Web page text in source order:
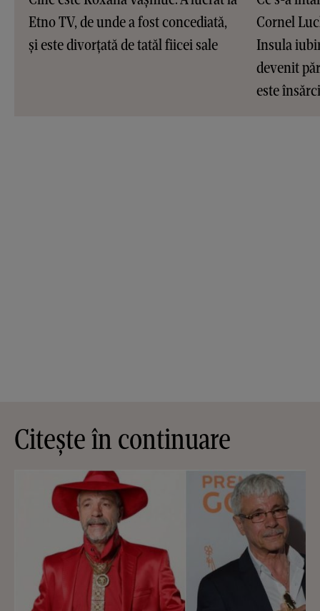
Etno TV, de unde a fost concediată,
și este divorțată de tatăl fiicei sale
Cornel
Insula
devenit
este
Citește în continuare